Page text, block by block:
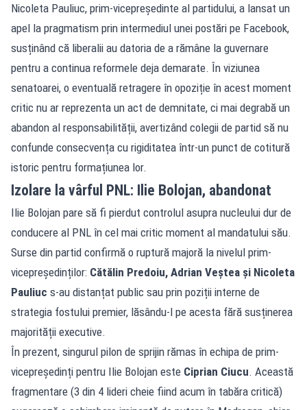
Nicoleta Pauliuc, prim-vicepreședinte al partidului, a lansat un
apel la pragmatism prin intermediul unei postări pe Facebook,
susținând că liberalii au datoria de a rămâne la guvernare
pentru a continua reformele deja demarate. În viziunea
senatoarei, o eventuală retragere în opoziție în acest moment
critic nu ar reprezenta un act de demnitate, ci mai degrabă un
abandon al responsabilității, avertizând colegii de partid să nu
confunde consecvența cu rigiditatea într-un punct de cotitură
istoric pentru formațiunea lor.
Izolare la vârful PNL: Ilie Bolojan, abandonat
Ilie Bolojan pare să fi pierdut controlul asupra nucleului dur de
conducere al PNL în cel mai critic moment al mandatului său.
Surse din partid confirmă o ruptură majoră la nivelul prim-
vicepreședinților: Cătălin Predoiu, Adrian Veștea și Nicoleta
Pauliuc s-au distanțat public sau prin poziții interne de
strategia fostului premier, lăsându-l pe acesta fără susținerea
majorității executive.
În prezent, singurul pilon de sprijin rămas în echipa de prim-
vicepreședinți pentru Ilie Bolojan este Ciprian Ciucu. Această
fragmentare (3 din 4 lideri cheie fiind acum în tabăra critică)